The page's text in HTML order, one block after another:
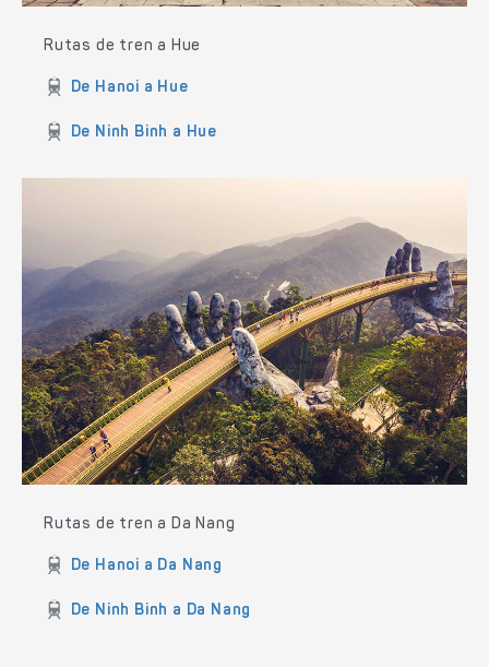
Rutas de tren a Hue
De Hanoi a Hue
De Ninh Binh a Hue
Rutas de tren a Da Nang
De Hanoi a Da Nang
De Ninh Binh a Da Nang